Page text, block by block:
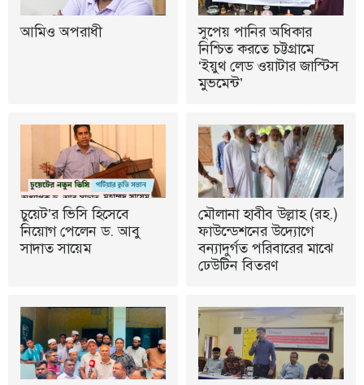
আমিও অপরাধী
সুপেয় পানির অধিকার
নিশ্চিত করতে চট্টগ্রামে
‘ইয়ুথ লেড ওয়াটার জাস্টিস
মুভমেন্ট’
চুয়েট’র ভিসি হিসেবে
নিয়োগ পেলেন ড. আবু
সাদাত সায়েম
মৌলানা হাবীব উল্লাহ (রহ.)
ফাউন্ডেশনের উদ্যোগে
বন্যাদুর্গত পরিবারের মাঝে
ঢেউটিন বিতরণ